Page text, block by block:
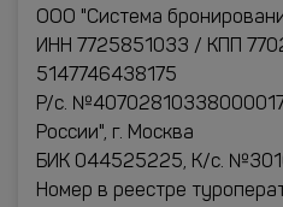
ООО "Система
ИНН 7725851033 / КПП
5147746438175
Р/с.
России", г. Москва
БИК 044525225, К/с.
Номер в реестре